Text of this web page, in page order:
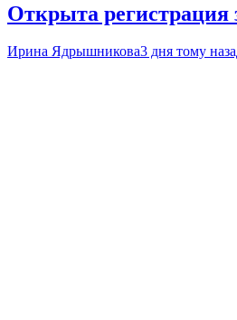
Открыта регистрация
Ирина Ядрышникова3 дня тому